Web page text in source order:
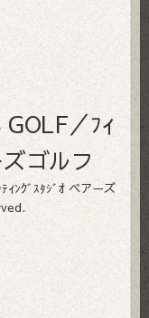
／ﾌｨ
ゴルフ
ﾝｸﾞｽﾀｼﾞｵ ベアーズ